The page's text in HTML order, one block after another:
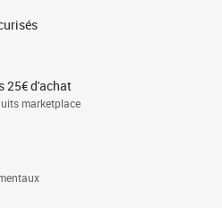
25€ d'achat
marketplace